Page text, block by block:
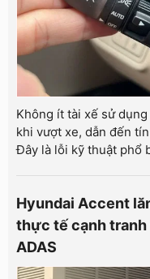
Không ít tài xế sử
khi vượt xe, dẫn đến
Đây là lỗi kỹ thuật phổ
Hyundai Accent
thực tế cạnh tranh
ADAS